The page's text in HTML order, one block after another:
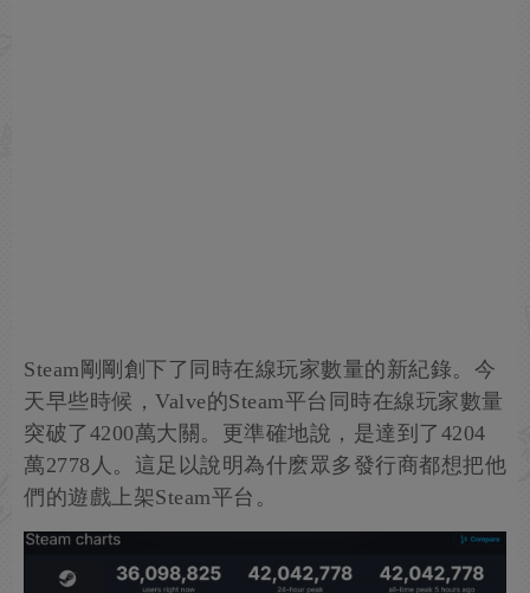
Steam剛剛創下了同時在線玩家數量的新紀錄。今
天早些時候，Valve的Steam平台同時在線玩家數量
突破了4200萬大關。更準確地說，是達到了4204
萬2778人。這足以說明為什麽眾多發行商都想把他
們的遊戲上架Steam平台。